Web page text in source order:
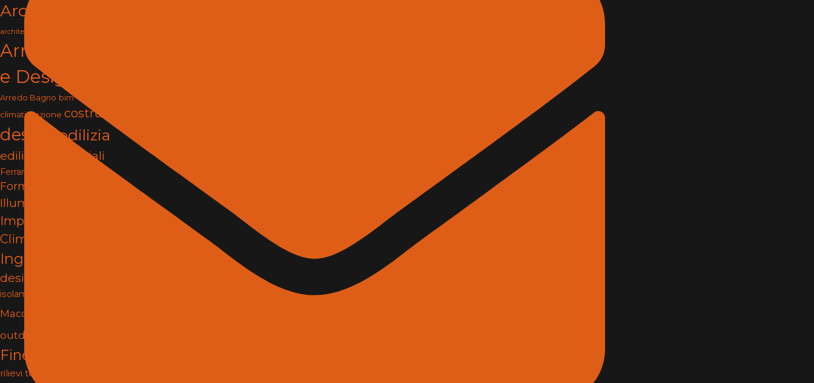
Architettura
architettura e design
Arredamento
e Design
Arredo Bagno bim
climatizzazione costruzioni
designedilizia
edilizia e materiali
Ferramenta e Fissaggi
Formazione
Illuminazione
Impianti e
Climatizzazione
Ingegneria
design
isolamento termico
Macchine
outdoor
Finestre
rilievi tecnici